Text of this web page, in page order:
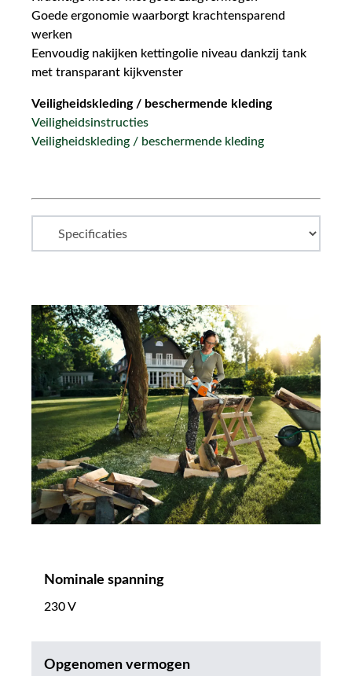
Goede ergonomie waarborgt krachtensparend
werken
Eenvoudig nakijken kettingolie niveau dankzij tank
met transparant kijkvenster
Veiligheidskleding / beschermende kleding
Veiligheidsinstructies
Veiligheidskleding / beschermende kleding
Nominale spanning
230 V
Opgenomen vermogen